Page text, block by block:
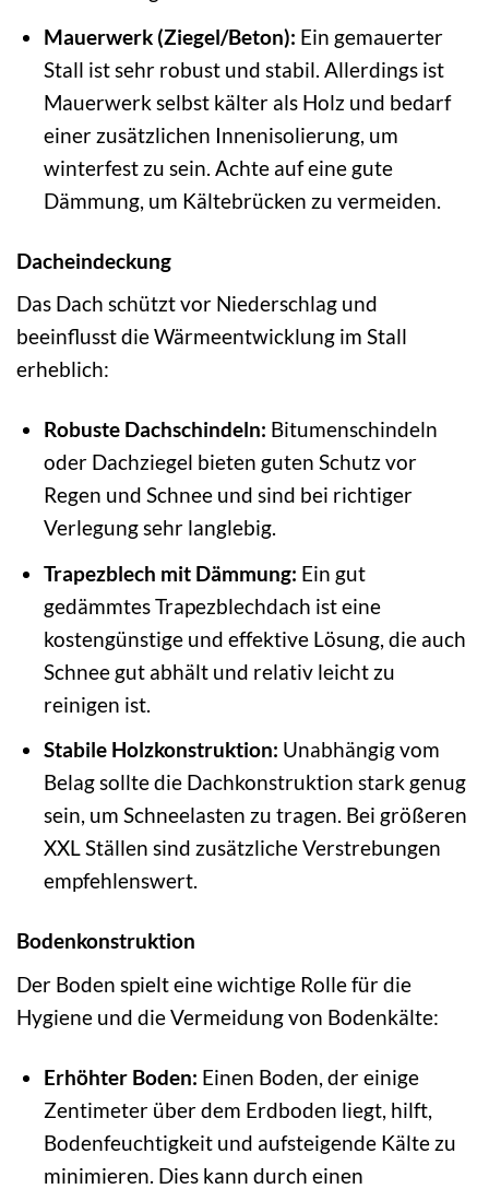
Mauerwerk (Ziegel/Beton): Ein gemauerter
Stall ist sehr robust und stabil. Allerdings ist
Mauerwerk selbst kälter als Holz und bedarf
einer zusätzlichen Innenisolierung, um
winterfest zu sein. Achte auf eine gute
Dämmung, um Kältebrücken zu vermeiden.
Dacheindeckung
Das Dach schützt vor Niederschlag und
beeinflusst die Wärmeentwicklung im Stall
erheblich:
Robuste Dachschindeln: Bitumenschindeln
oder Dachziegel bieten guten Schutz vor
Regen und Schnee und sind bei richtiger
Verlegung sehr langlebig.
Trapezblech mit Dämmung: Ein gut
gedämmtes Trapezblechdach ist eine
kostengünstige und effektive Lösung, die auch
Schnee gut abhält und relativ leicht zu
reinigen ist.
Stabile Holzkonstruktion: Unabhängig vom
Belag sollte die Dachkonstruktion stark genug
sein, um Schneelasten zu tragen. Bei größeren
XXL Ställen sind zusätzliche Verstrebungen
empfehlenswert.
Bodenkonstruktion
Der Boden spielt eine wichtige Rolle für die
Hygiene und die Vermeidung von Bodenkälte:
Erhöhter Boden: Einen Boden, der einige
Zentimeter über dem Erdboden liegt, hilft,
Bodenfeuchtigkeit und aufsteigende Kälte zu
minimieren. Dies kann durch einen